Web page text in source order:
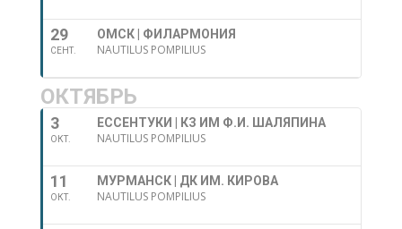
29
СЕНТ.
ОМСК | ФИЛАРМОНИЯ
NAUTILUS POMPILIUS
ОКТЯБРЬ
3
ОКТ.
ЕССЕНТУКИ | КЗ ИМ Ф.И. ШАЛЯПИНА
NAUTILUS POMPILIUS
11
ОКТ.
МУРМАНСК | ДК ИМ. КИРОВА
NAUTILUS POMPILIUS